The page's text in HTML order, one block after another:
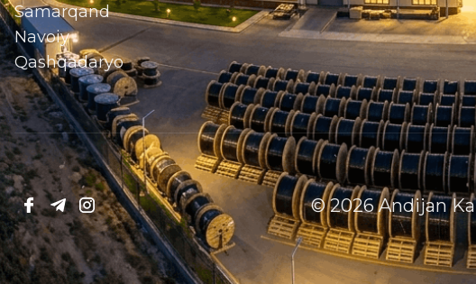
Samarqand
Navoiy
Qashqadaryo
© 2026 Andijan